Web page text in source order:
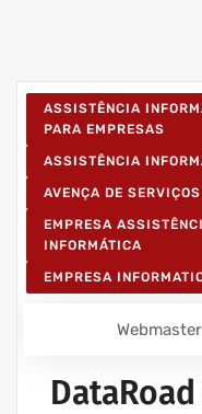
ASSISTÊNCIA
PARA EMPRESAS
ASSISTÊNCIA
AVENÇA DE
EMPRESA
INFORMÁTICA
EMPRESA
Webmaster